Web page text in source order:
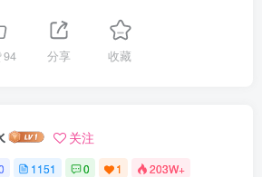
94 分享 收藏
关注
1151 0 1 203W+